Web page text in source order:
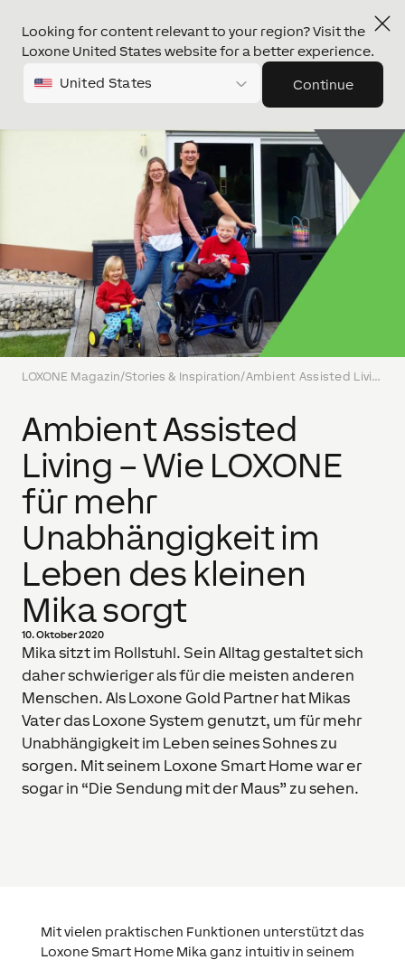
Looking for content relevant to your region? Visit the
Loxone United States website for a better experience.
United States Continue
LOXONE Magazin/Stories & Inspiration/ Ambient Assisted Living – Wie LOXONE für mehr Unabhängigkeit im Leben des kleinen Mika sorgt
Ambient Assisted
Living – Wie LOXONE
für mehr
Unabhängigkeit im
Leben des kleinen
Mika sorgt
10. Oktober 2020
Mika sitzt im Rollstuhl. Sein Alltag gestaltet sich
daher schwieriger als für die meisten anderen
Menschen. Als Loxone Gold Partner hat Mikas
Vater das Loxone System genutzt, um für mehr
Unabhängigkeit im Leben seines Sohnes zu
sorgen. Mit seinem Loxone Smart Home war er
sogar in “Die Sendung mit der Maus” zu sehen.
Mit vielen praktischen Funktionen unterstützt das
Loxone Smart Home Mika ganz intuitiv in seinem